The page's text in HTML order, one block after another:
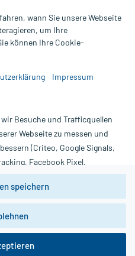
Versandkosten
ausschließlich für
durch einen Arzt. Bitte
| Diese Webseite benutzt
dazu die wichtigen Hinweise in
den Widerruf einer Bestellung
Bewertungen
wann Sie unsere Webseite
um Ihre
können Ihre Cookie-
Impressum
Besuche und Trafficquellen
Webseite zu messen und
(Criteo, Google Signals,
Facebook Pixel,
die
Anforderungen gem. EU-
in Drittstaaten bzw.
kann nicht geprüft und
speichern